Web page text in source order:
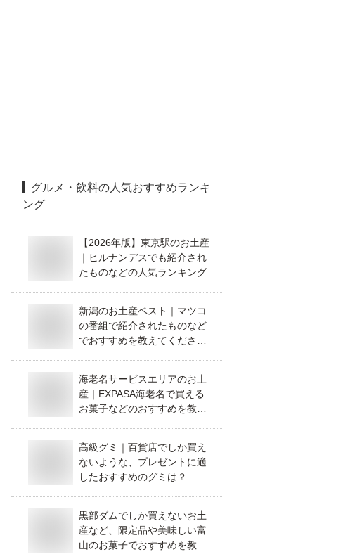
グルメ・飲料の人気おすすめランキ
ング
【2026年版】東京駅のお土産
｜ヒルナンデスでも紹介され
たものなどの人気ランキング
新潟のお土産ベスト｜マツコ
の番組で紹介されたものなど
でおすすめを教えてくださ
海老名サービスエリアのお土
産｜EXPASA海老名で買える
お菓子などのおすすめを教え
高級グミ｜百貨店でしか買え
ないような、プレゼントに適
したおすすめのグミは？
黒部ダムでしか買えないお土
産など、限定品や美味しい富
山のお菓子でおすすめを教え